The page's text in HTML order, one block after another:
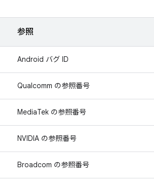
参照
Android バグ ID
Qualcomm の参照番号
MediaTek の参照番号
NVIDIA の参照番号
Broadcom の参照番号